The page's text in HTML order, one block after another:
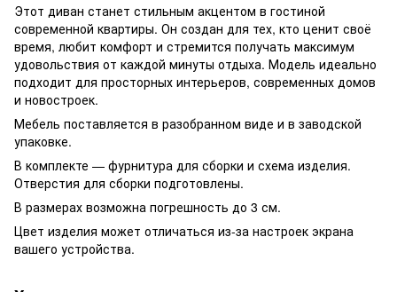
Этот диван станет стильным акцентом в гостиной
современной квартиры. Он создан для тех, кто ценит своё
время, любит комфорт и стремится получать максимум
удовольствия от каждой минуты отдыха. Модель идеально
подходит для просторных интерьеров, современных домов
и новостроек.
Мебель поставляется в разобранном виде и в заводской
упаковке.
В комплекте — фурнитура для сборки и схема изделия.
Отверстия для сборки подготовлены.
В размерах возможна погрешность до 3 см.
Цвет изделия может отличаться из-за настроек экрана
вашего устройства.